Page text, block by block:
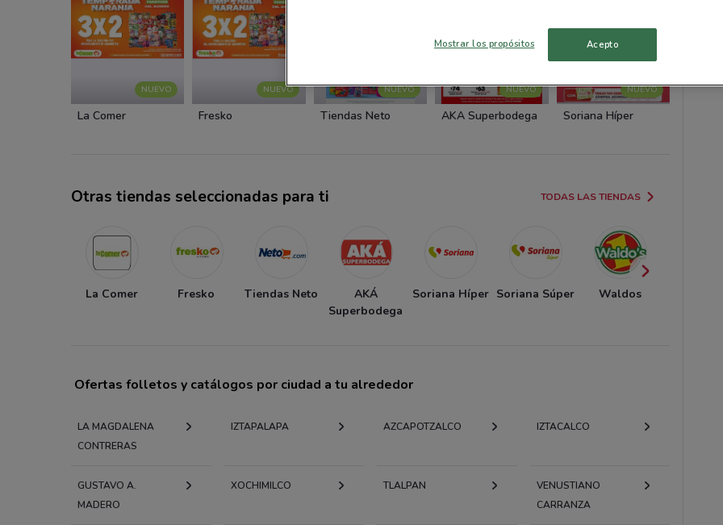
NUEVO
La Comer
NUEVO
Fresko
NUEVO
Tiendas Neto
NUEVO
AKÁ Superbodega
NUEVO
Soriana Híper
Otras tiendas seleccionadas para ti TODAS LAS TIENDAS
La Comer Fresko Tiendas Neto
AKÁ
Superbodega
Soriana Híper Soriana Súper Waldos
Ofertas folletos y catálogos por ciudad a tu alrededor
LA MAGDALENA
CONTRERAS
IZTAPALAPA AZCAPOTZALCO IZTACALCO
GUSTAVO A.
MADERO
XOCHIMILCO TLALPAN
VENUSTIANO
CARRANZA
Mostrar los propósitos Acepto